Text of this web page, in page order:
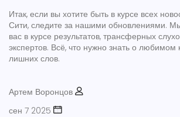
Итак, если вы хотите быть в курсе всех
Сити, следите за нашими обновлениями.
вас в курсе результатов, трансферных
экспертов. Всё, что нужно знать о любимом
лишних слов.
Артем Воронцов
сен 7 2025